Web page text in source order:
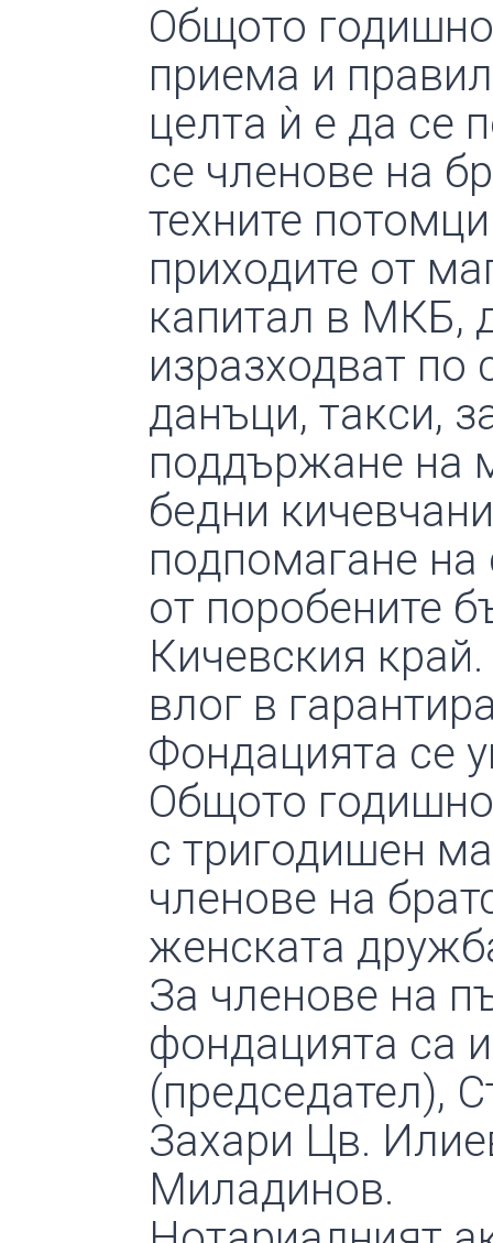
Общото
приема и
целта ѝ е да се
се членове на
техните
приходите от
капитал в МКБ,
изразходват по
данъци, такси,
поддържане на
бедни
подпомагане
от поробените
Кичевския
влог в
Фондацията се
Общото
с тригодишен
членове на
женската
За членове на
фондацията са
(председател),
Захари Цв.
Миладинов.